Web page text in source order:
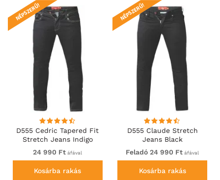
D555 Cedric Tapered Fit
Stretch Jeans Indigo
NÉPSZERŰ!
24 990 Ft áfával
Kosárba rakás
D555 Claude Stretch
Jeans Black
NÉPSZERŰ!
Feladó 24 990 Ft áfával
Kosárba rakás